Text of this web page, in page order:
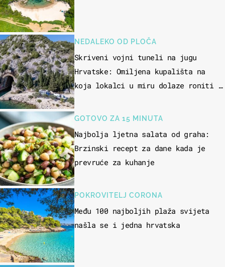
NEDALEKO OD PLOČA
Skriveni vojni tuneli na jugu
Hrvatske: Omiljena kupališta na
koja lokalci u miru dolaze roniti i
GOTOVO ZA 15 MINUTA
Najbolja ljetna salata od graha:
Brzinski recept za dane kada je
prevruće za kuhanje
POKROVITELJ CORONA
Među 100 najboljih plaža svijeta
našla se i jedna hrvatska